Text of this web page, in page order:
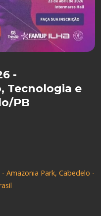
-
Tecnologia e
PB
Amazonia Park, Cabedelo -